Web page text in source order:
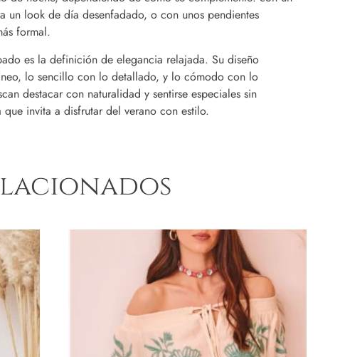
un look de día desenfadado, o con unos pendientes
formal.
es la definición de elegancia relajada. Su diseño
lo sencillo con lo detallado, y lo cómodo con lo
destacar con naturalidad y sentirse especiales sin
invita a disfrutar del verano con estilo.